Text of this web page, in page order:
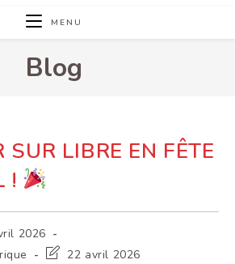
MENU
Blog
SUR LIBRE EN FÊTE
!
2026
Dernière
22 avril 2026